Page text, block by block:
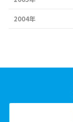
2004年